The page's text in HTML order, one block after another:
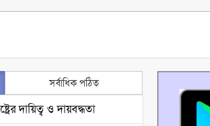
সর্বাধিক পঠিত
দায়িত্ব ও দায়বদ্ধতা